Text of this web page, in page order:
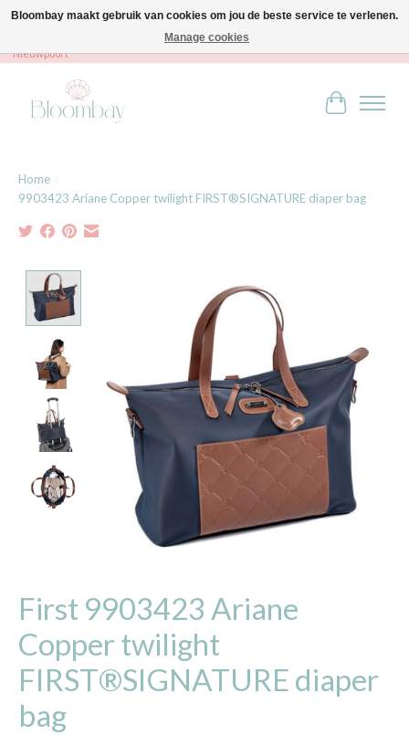
Bloombay - Babies & Kids - Bali home & interior - Robert Orlentpromenade 9A -
Nieuwpoort
Home /
9903423 Ariane Copper twilight FIRST®SIGNATURE diaper bag
First 9903423 Ariane
Copper twilight
FIRST®SIGNATURE diaper
bag
Bloombay maakt gebruik van cookies om jou de beste service te verlenen.
Manage cookies